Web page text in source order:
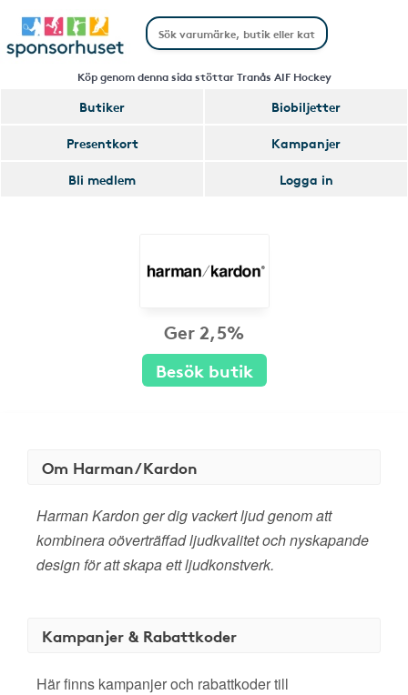
Köp genom denna sida stöttar Tranås AIF Hockey
Butiker
Biobiljetter
Presentkort
Kampanjer
Bli medlem
Logga in
Ger 2,5%
Besök butik
Om Harman/Kardon
Harman Kardon ger dig vackert ljud genom att
kombinera oöverträffad ljudkvalitet och nyskapande
design för att skapa ett ljudkonstverk.
Kampanjer & Rabattkoder
Här finns kampanjer och rabattkoder till